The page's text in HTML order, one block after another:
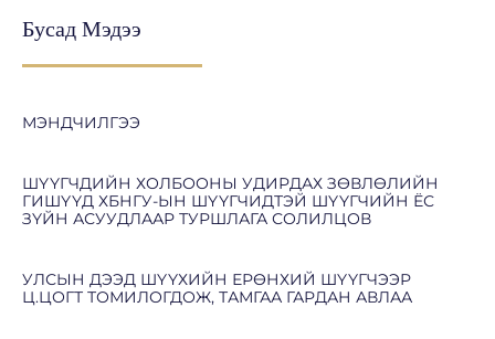
Бусад Мэдээ
МЭНДЧИЛГЭЭ
ШҮҮГЧДИЙН ХОЛБООНЫ УДИРДАХ ЗӨВЛӨЛИЙН
ГИШҮҮД ХБНГУ-ЫН ШҮҮГЧИДТЭЙ ШҮҮГЧИЙН ЁС
ЗҮЙН АСУУДЛААР ТУРШЛАГА СОЛИЛЦОВ
УЛСЫН ДЭЭД ШҮҮХИЙН ЕРӨНХИЙ ШҮҮГЧЭЭР
Ц.ЦОГТ ТОМИЛОГДОЖ, ТАМГАА ГАРДАН АВЛАА